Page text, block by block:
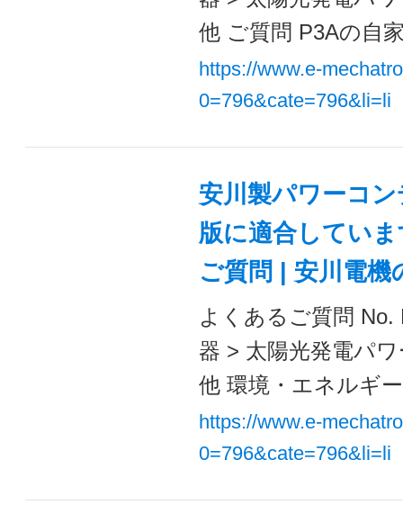
他 ご質問 P3Aの自
https://www.e-
0=796&cate=796&li=li
安川製パワーコ
版に適合してい
ご質問 | 安川電機
よくあるご質問
器 > 太陽光発電パ
他 環境・エネルギ
https://www.e-
0=796&cate=796&li=li